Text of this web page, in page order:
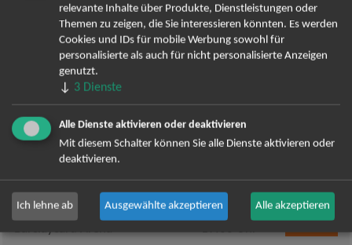
Halle / Westfalen
heristo-arena
11.04.2027
17:00 Uhr
Tickets
Hamburg
Hamburg
Barclaycard Arena
17.04.2027
Hamburg
17.04.2027
Tickets
relevante Inhalte über Produkte, Dienstleistungen oder
Themen zu zeigen, die Sie interessieren könnten. Es werden
Cookies und IDs für mobile Werbung sowohl für
personalisierte als auch für nicht personalisierte Anzeigen
genutzt.
↓ 3 Dienste
Alle Dienste aktivieren oder deaktivieren
Mit diesem Schalter können Sie alle Dienste aktivieren oder
deaktivieren.
Ich lehne ab Ausgewählte akzeptieren Alle akzeptieren